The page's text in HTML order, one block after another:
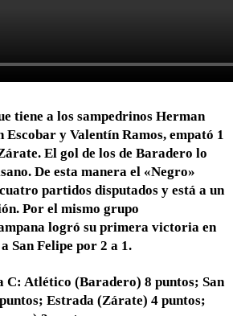
tiene a los sampedrinos Herman
Escobar y Valentín Ramos, empató 1
El gol de los de Baradero lo
De esta manera el «Negro»
partidos disputados y está a un
Por el mismo grupo
logró su primera victoria en
San Felipe por 2 a 1.
C: Atlético (Baradero) 8 puntos; San
Estrada (Zárate) 4 puntos;